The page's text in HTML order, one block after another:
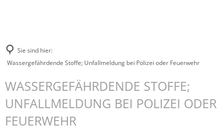
Sie sind hier:
Wassergefährdende Stoffe; Unfallmeldung bei Polizei oder Feuerwehr
WASSERGEFÄHRDENDE STOFFE;
UNFALLMELDUNG BEI POLIZEI ODER
FEUERWEHR